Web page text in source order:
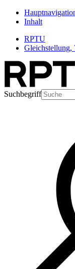
Inhalt
RPTU
Gleichstellung,
Suchbegriff